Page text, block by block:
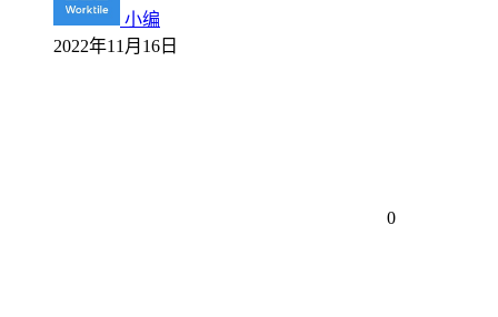
小编
2022年11月16日
0